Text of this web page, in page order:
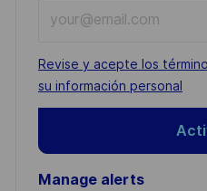
Email
address
(Required)
Required
Revise y acepte los
su información personal
Manage alerts